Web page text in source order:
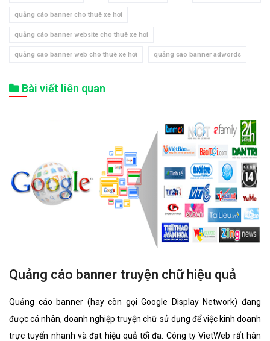
quảng cáo banner cho thuê xe hơi
quảng cáo banner website cho thuê xe hơi
quảng cáo banner web cho thuê xe hơi quảng cáo banner adwords
Bài viết liên quan
Quảng cáo banner truyện chữ hiệu quả
Quảng cáo banner (hay còn gọi Google Display Network) đang
được cá nhân, doanh nghiệp truyện chữ sử dụng để việc kinh doanh
trực tuyến nhanh và đạt hiệu quả tối đa. Công ty VietWeb rất hân